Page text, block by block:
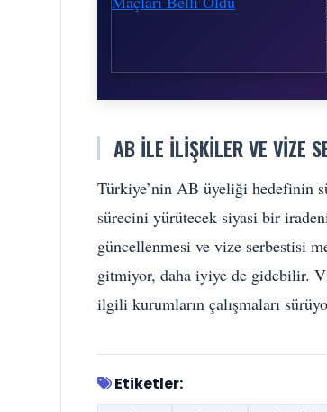
AB İLE İLIŞKILER VE VIZE
Türkiye’nin AB üyeliği hedefinin
sürecini yürütecek siyasi bir
güncellenmesi ve vize serbestisi
gitmiyor, daha iyiye de gidebilir.
ilgili kurumların çalışmaları
Etiketler: